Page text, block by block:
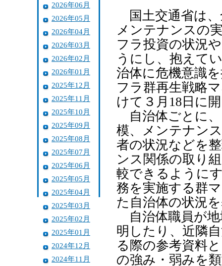
2026年06月
2026年05月
2026年04月
2026年03月
2026年02月
2026年01月
2025年12月
2025年11月
2025年10月
2025年09月
2025年08月
2025年07月
2025年06月
2025年05月
2025年04月
2025年03月
2025年02月
2025年01月
2024年12月
2024年11月
国土交通省は、
メンテナンスの
フラ投資の状況
うにし、抱えて
治体に危機意識
フラ群再生戦略
けて３月18日に
自治体ごとに、
模、メンテナン
者の状況などを
ンス関係の取り
較できるように
務を実施する群
た自治体の状況
自治体職員が地
明したり、近隣
る際の参考資料
の強み・弱みを